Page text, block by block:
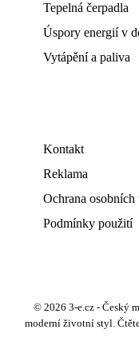
Tepelná čerpadla
Úspory energií v
Vytápění a paliva
Kontakt
Reklama
Ochrana osobních
Podmínky použití
© 2026 3-e.cz - Český
moderní životní styl.